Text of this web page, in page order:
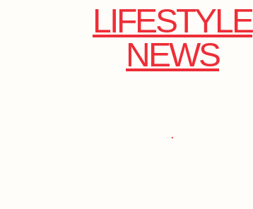
LIFESTYLE
NEWS
.